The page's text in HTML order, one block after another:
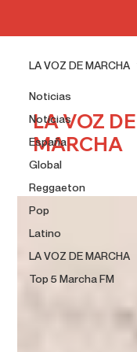
Noticias
Noticias
España
Global
Reggaeton
Pop
Latino
LA VOZ DE MARCHA
Top 5 Marcha FM
LA VOZ DE MARCHA
LA VOZ DE
MARCHA